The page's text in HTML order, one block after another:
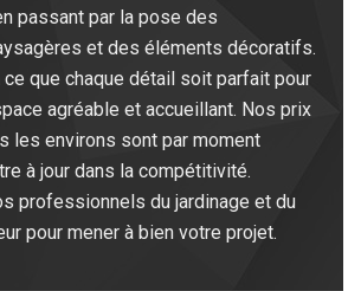
passant par la pose des
et des éléments décoratifs.
ce que chaque détail soit parfait pour
agréable et accueillant. Nos prix
les environs sont par moment
à jour dans la compétitivité.
professionnels du jardinage et du
pour mener à bien votre projet.